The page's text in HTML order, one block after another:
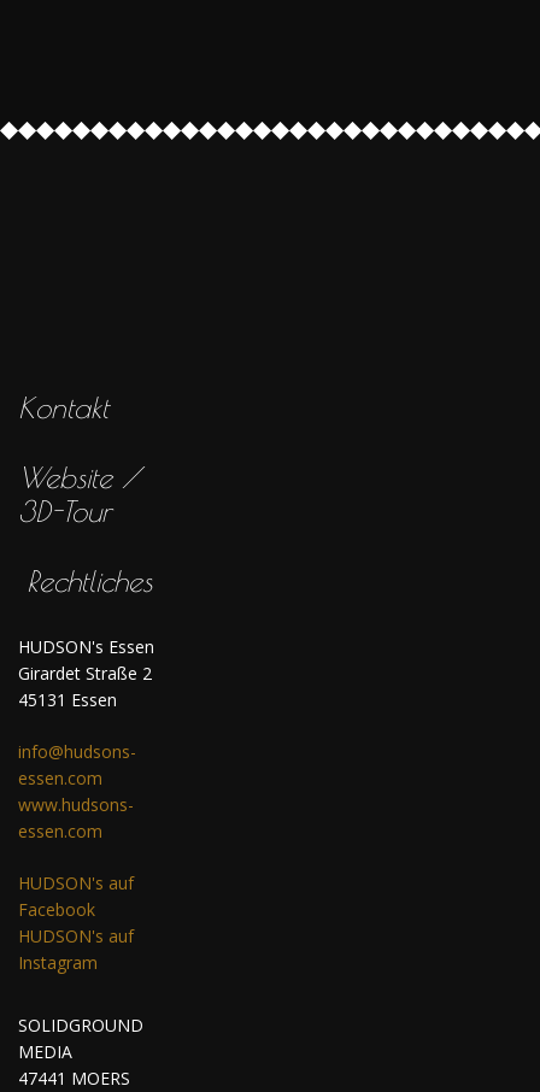
Kontakt
Website /
3D-Tour
Rechtliches
HUDSON's Essen
Girardet Straße 2
45131 Essen
info@hudsons-
essen.com
www.hudsons-
essen.com
HUDSON's auf
Facebook
HUDSON's auf
Instagram
SOLIDGROUND
MEDIA
47441 MOERS